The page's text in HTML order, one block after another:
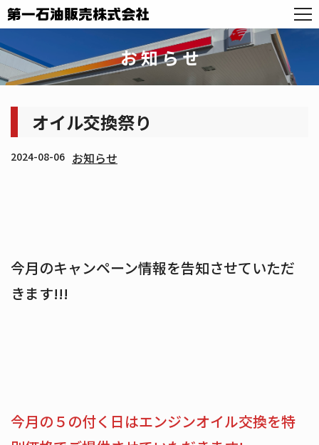
お知らせ
オイル交換祭り
2024-08-06 お知らせ
今月のキャンペーン情報を告知させていただ
きます!!!
今月の５の付く日はエンジンオイル交換を特